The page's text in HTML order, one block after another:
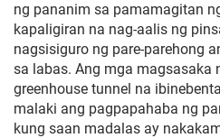
ng pananim sa pamamagitan
kapaligiran na nag-aalis ng
nagsisiguro ng pare-parehong
sa labas. Ang mga magsasaka
greenhouse tunnel na
malaki ang pagpapahaba ng
kung saan madalas ay